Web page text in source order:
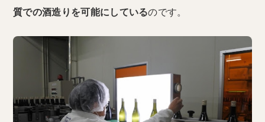
質での酒造りを可能にしているのです。